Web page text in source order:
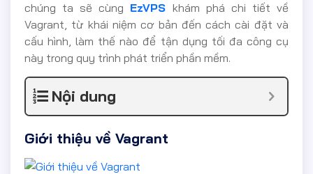
chúng ta sẽ cùng EzVPS khám phá chi tiết về
Vagrant, từ khái niệm cơ bản đến cách cài đặt và
cấu hình, làm thế nào để tận dụng tối đa công cụ
này trong quy trình phát triển phần mềm.
Nội dung
Giới thiệu về Vagrant